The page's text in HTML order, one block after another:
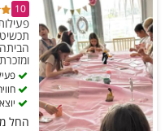
10
החל